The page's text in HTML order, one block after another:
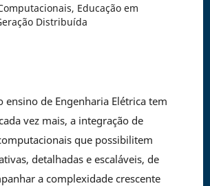
Educação em
Distribuída
ensino de Engenharia Elétrica tem
vez mais, a integração de
que possibilitem
detalhadas e escaláveis, de
a complexidade crescente